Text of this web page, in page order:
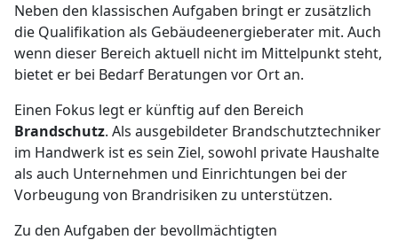
Neben den klassischen Aufgaben bringt er zusätzlich
die Qualifikation als Gebäudeenergieberater mit. Auch
wenn dieser Bereich aktuell nicht im Mittelpunkt steht,
bietet er bei Bedarf Beratungen vor Ort an.
Einen Fokus legt er künftig auf den Bereich
Brandschutz. Als ausgebildeter Brandschutztechniker
im Handwerk ist es sein Ziel, sowohl private Haushalte
als auch Unternehmen und Einrichtungen bei der
Vorbeugung von Brandrisiken zu unterstützen.
Zu den Aufgaben der bevollmächtigten